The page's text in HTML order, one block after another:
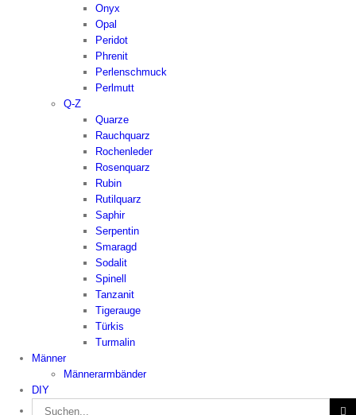
Onyx
Opal
Peridot
Phrenit
Perlenschmuck
Perlmutt
Q-Z
Quarze
Rauchquarz
Rochenleder
Rosenquarz
Rubin
Rutilquarz
Saphir
Serpentin
Smaragd
Sodalit
Spinell
Tanzanit
Tigerauge
Türkis
Turmalin
Männer
Männerarmbänder
DIY
Suche